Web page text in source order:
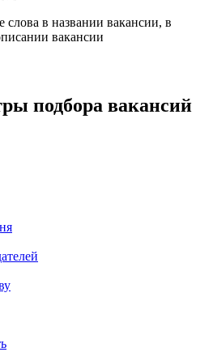
в названии вакансии, в
вакансии
подбора вакансий